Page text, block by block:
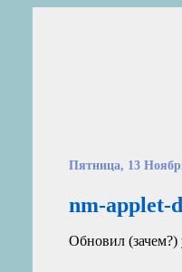
Пятница, 13
nm-applet-
Обновил (зачем?)